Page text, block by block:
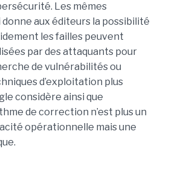
Les mêmes
aux éditeurs la possibilité
les failles peuvent
par des attaquants pour
de vulnérabilités ou
d’exploitation plus
considère ainsi que
de correction n’est plus un
opérationnelle mais une